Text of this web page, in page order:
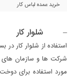
خرید عمده لباس کار
– شلوار کار
استفاده از شلوار کار
شرکت ها و سازمان
مورد استفاده برای